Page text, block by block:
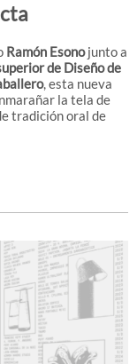
Ramón Esonojunto a
de Diseño de
, esta nueva
la tela de
tradición oral de